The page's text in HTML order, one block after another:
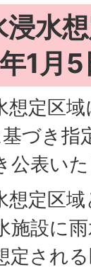
浸水
年1月
想定区
づき指
公表いた
想定区
施設に
定され